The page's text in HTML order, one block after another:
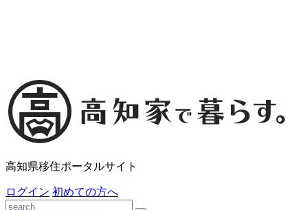
高知県移住ポータルサイト
ログイン 初めての方へ